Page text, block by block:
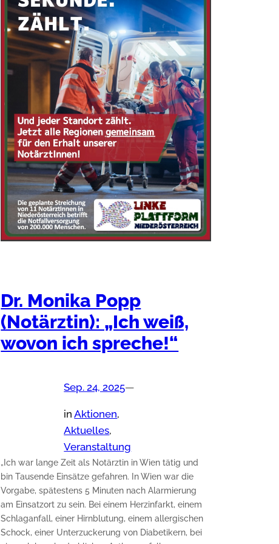
Dr. Monika Popp
(Notärztin): „Ich weiß,
wovon ich spreche!“
Sep. 24, 2025—
inAktionen
Aktuelles
Veranstaltung
„Ich war lange Zeit als Notärztin in Wien tätig und
bin Tausende Einsätze gefahren. In Wien war die
Vorgabe, spätestens 5 Minuten nach Alarmierung
am Einsatzort zu sein. Bei einem Herzinfarkt, einem
Schlaganfall, einer Hirnblutung, einem allergischen
Schock, einer Unterzuckerung von Diabetikern, bei